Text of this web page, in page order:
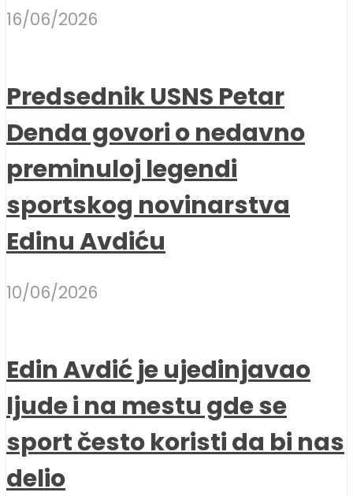
16/06/2026
Predsednik USNS Petar
Denda govori o nedavno
preminuloj legendi
sportskog novinarstva
Edinu Avdiću
10/06/2026
Edin Avdić je ujedinjavao
ljude i na mestu gde se
sport često koristi da bi nas
delio